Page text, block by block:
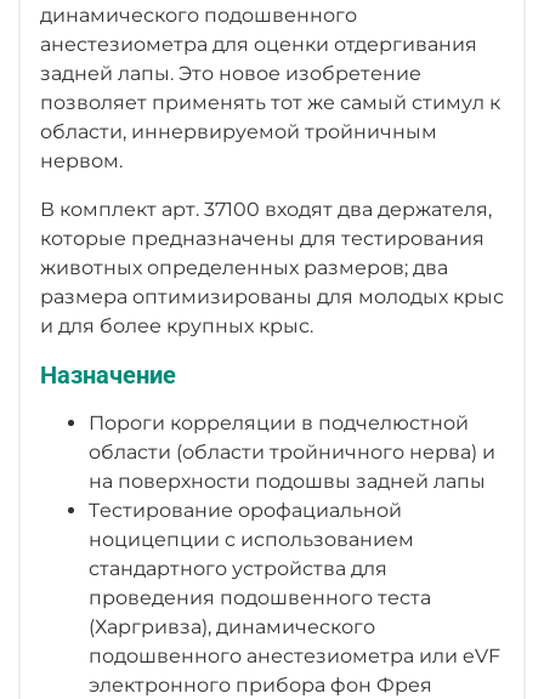
динамического подошвенного
анестезиометра для оценки отдергивания
задней лапы. Это новое изобретение
позволяет применять тот же самый стимул к
области, иннервируемой тройничным
нервом.
В комплект арт. 37100 входят два держателя,
которые предназначены для тестирования
животных определенных размеров; два
размера оптимизированы для молодых крыс
и для более крупных крыс.
Назначение
Пороги корреляции в подчелюстной
области (области тройничного нерва) и
на поверхности подошвы задней лапы
Tестирование орофациальной
ноцицепции с использованием
стандартного устройства для
проведения подошвенного теста
(Харгривза), динамического
подошвенного анестезиометра или eVF
электронного прибора фон Фрея